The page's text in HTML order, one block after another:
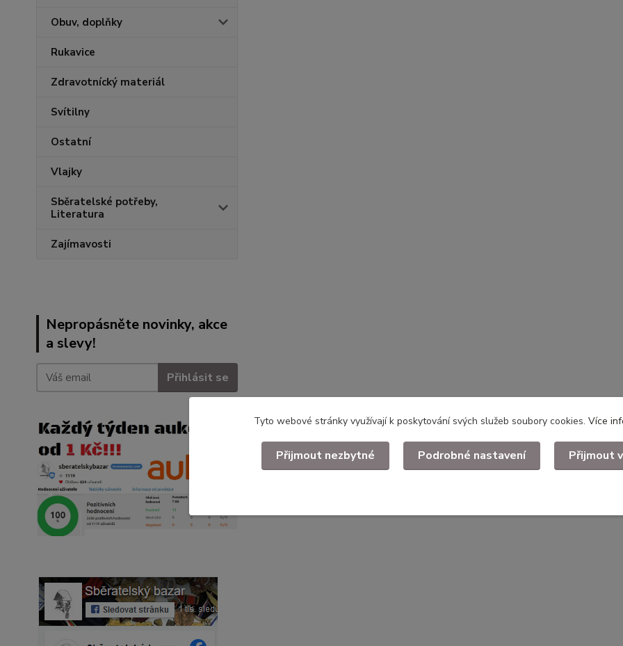
Obuv, doplňky
Rukavice
Zdravotnícký materiál
Svítilny
Ostatní
Vlajky
Sběratelské potřeby,
Literatura
Zajímavosti
Nepropásněte novinky, akce
a slevy!
Přihlásit se
Tyto webové stránky využívají k poskytování svých služeb soubory cookies. Více
Přijmout nezbytné Podrobné nastavení Přijmout